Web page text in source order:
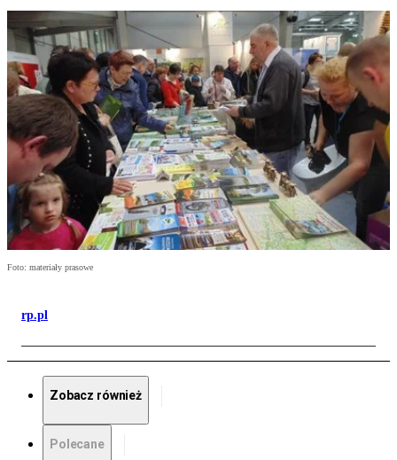
Foto: materiały prasowe
rp.pl
Zobacz również
Polecane